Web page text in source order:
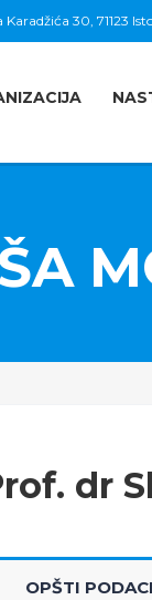
Karadžića 30, 71123
dr
OPŠTI PODACI